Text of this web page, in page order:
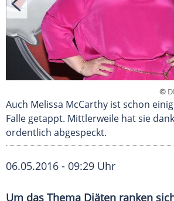
©
Auch Melissa McCarthy ist schon
Falle getappt. Mittlerweile hat sie
ordentlich abgespeckt.
06.05.2016 - 09:29 Uhr
Um das Thema Diäten ranken